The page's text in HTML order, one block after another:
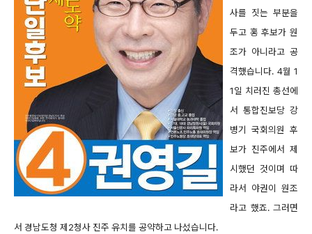
사를 짓는 부분을
두고 홍 후보가 원
조가 아니라고 공
격했습니다. 4월 1
1일 치러진 총선에
서 통합진보당 강
병기 국회의원 후
보가 진주에서 제
시했던 것이며 따
라서 야권이 원조
라고 했죠. 그러면
서 경남도청 제2청사 진주 유치를 공약하고 나섰습니다.